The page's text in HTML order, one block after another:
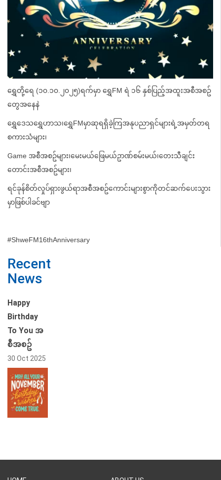
ရွှေတို့ရေ (၁၀.၁၀.၂၀၂၅)ရက်မှာ ရွှေFM ရဲ ၁၆ နှစ်ပြည့်အထူးအစီအစဥ်
တွေအနေနဲ
ရွှေဒေသရွှေဟာသ၊ရွှေFMမှာဆုရရှိခဲ့ကြအနုပညာရှင်များရဲ့အမှတ်တရ
စကားသံများ၊
Game အစီအစဥ်များ၊မေးမယ်ဖြေမယ်ဥာဏ်စမ်းမယ်၊တေးသီချင်း
တောင်းအစီအစဥ်များ၊
ရင်ခုန်စိတ်လှုပ်ရှားဖွယ်ရာအစီအစဥ်ကောင်းများစွာကိုတင်ဆက်ပေးသွား
မှာဖြစ်ပါခင်ဗျာ
#ShweFM16thAnniversary
Recent
News
Happy
Birthday
To You အ
စီအစဥ်
30 Oct 2025